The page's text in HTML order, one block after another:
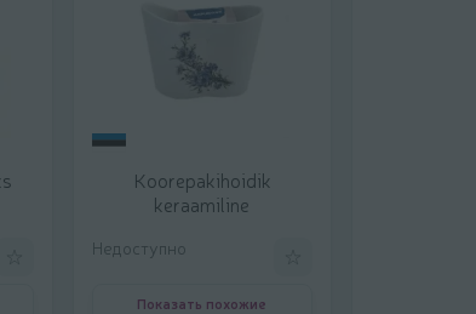
Добавить к фаворитам
Koorepakihoidik
keraamiline
Недоступно
Показать похожие